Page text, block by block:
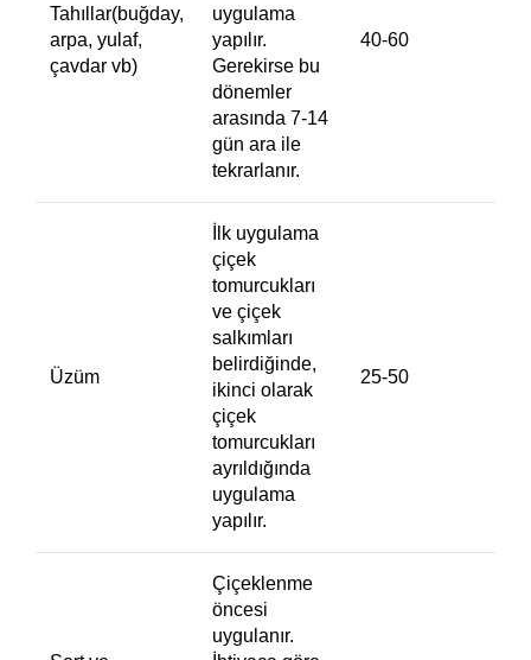
Tahıllar(buğday,
arpa, yulaf,
çavdar vb)
uygulama
yapılır.
Gerekirse bu
dönemler
arasında 7-14
gün ara ile
tekrarlanır.
40-60
Üzüm
İlk uygulama
çiçek
tomurcukları
ve çiçek
salkımları
belirdiğinde,
ikinci olarak
çiçek
tomurcukları
ayrıldığında
uygulama
yapılır.
25-50
Çiçeklenme
öncesi
uygulanır.